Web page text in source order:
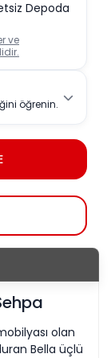
Depoda
ve
öğrenin.
olan
Bella üçlü